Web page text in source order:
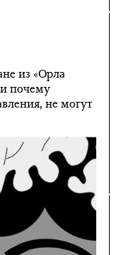
из «Орла
почему
не могут